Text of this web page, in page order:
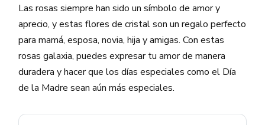
Las rosas siempre han sido un símbolo de amor y
aprecio, y estas flores de cristal son un regalo perfecto
para mamá, esposa, novia, hija y amigas. Con estas
rosas galaxia, puedes expresar tu amor de manera
duradera y hacer que los días especiales como el Día
de la Madre sean aún más especiales.